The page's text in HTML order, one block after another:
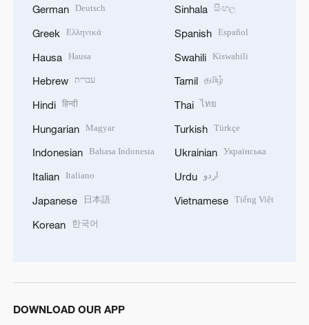
German Deutsch
Greek Ελληνικά
Hausa Hausa
Hebrew עברית
Hindi हिन्दी
Hungarian Magyar
Indonesian Bahasa Indonesia
Italian Italiano
Japanese 日本語
Korean 한국어
Sinhala සිංහල
Spanish Español
Swahili Kiswahili
Tamil தமிழ்
Thai ไทย
Turkish Türkçe
Ukrainian Українська
Urdu اردو
Vietnamese Tiếng Việt
DOWNLOAD OUR APP